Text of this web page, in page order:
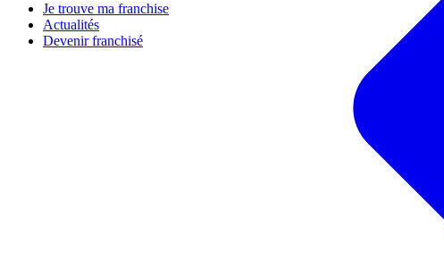
Je trouve ma franchise
Actualités
Devenir franchisé